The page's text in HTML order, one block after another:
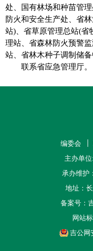
处、国有林场和种苗管
防火和安全生产处、省
站)、省草原管理总站(省
理站、省森林防火预警
站、省林木种子调制储备
联系省应急管理厅。
编委会
主办单
承办维护
地址：
备案号：
网站
吉公网